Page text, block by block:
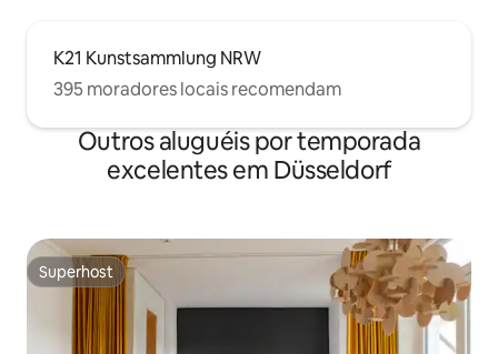
K21 Kunstsammlung NRW
395 moradores locais recomendam
Outros aluguéis por temporada
excelentes em Düsseldorf
Superhost
Superhost